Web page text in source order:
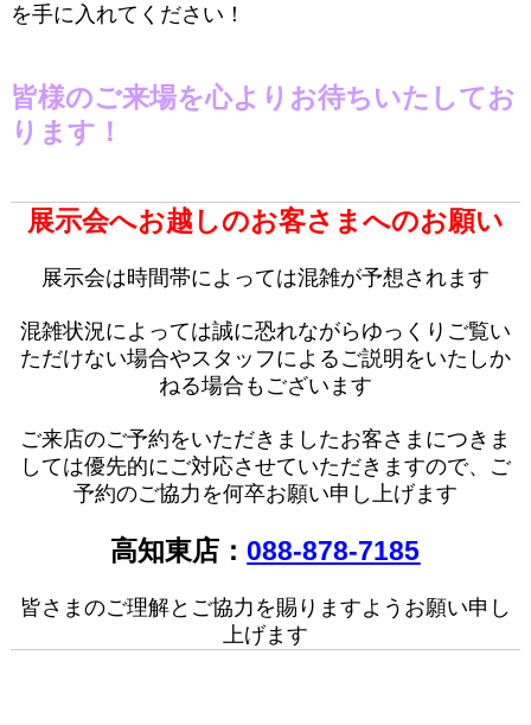
を手に入れてください！
皆様のご来場を心よりお待ちいたしてお
ります！
展示会へお越しのお客さまへのお願い
展示会は時間帯によっては混雑が予想されます
混雑状況によっては誠に恐れながらゆっくりご覧い
ただけない場合やスタッフによるご説明をいたしか
ねる場合もございます
ご来店のご予約をいただきましたお客さまにつきま
しては優先的にご対応させていただきますので、ご
予約のご協力を何卒お願い申し上げます
高知東店： 088-878-7185
皆さまのご理解とご協力を賜りますようお願い申し
上げます